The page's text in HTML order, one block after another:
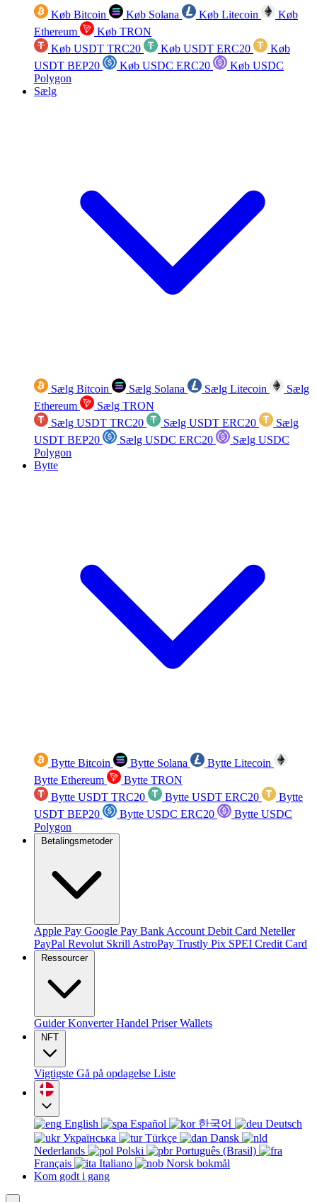
Køb Bitcoin Køb Solana Køb Litecoin
Køb
Ethereum
Køb TRON
Køb USDT TRC20
Køb USDT ERC20
Køb
USDT BEP20
Køb USDC ERC20
Køb USDC
Polygon
Sælg
Sælg Bitcoin Sælg Solana Sælg Litecoin
Sælg
Ethereum
Sælg TRON
Sælg USDT TRC20
Sælg USDT ERC20
Sælg
USDT BEP20
Sælg USDC ERC20
Sælg USDC
Polygon
Bytte
Bytte Bitcoin Bytte Solana
Bytte Litecoin
Bytte Ethereum
Bytte TRON
Bytte USDT TRC20
Bytte USDT ERC20
Bytte
USDT BEP20
Bytte USDC ERC20
Bytte USDC
Polygon
Betalingsmetoder
Apple Pay Google Pay Bank Account Debit Card Neteller
PayPal Revolut Skrill AstroPay Trustly Pix SPEI Credit Card
Ressourcer
GuiderKonverterHandel PriserWallets
NFT
Vigtigste Gå på opdagelse Liste
English Español 한국어
Deutsch
Українська
Türkçe
Dansk
Nederlands
Polski
Português (Brasil)
Français
Italiano
Norsk bokmål
Kom godt i gang